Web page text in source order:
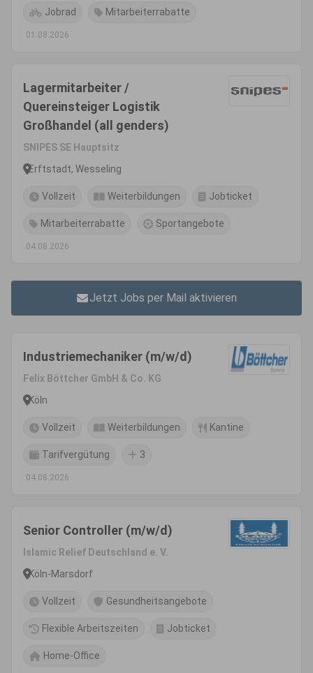
Jobrad Mitarbeiterrabatte
01.08.2026
Lagermitarbeiter /
Quereinsteiger Logistik
Großhandel (all genders)
SNIPES SE Hauptsitz
Erftstadt, Wesseling
Vollzeit Weiterbildungen Jobticket
Mitarbeiterrabatte Sportangebote
04.08.2026
Jetzt Jobs per Mail aktivieren
Industriemechaniker (m/w/d)
Felix Böttcher GmbH & Co. KG
Köln
Vollzeit Weiterbildungen Kantine
Tarifvergütung 3
04.08.2026
Senior Controller (m/w/d)
Islamic Relief Deutschland e. V.
Köln-Marsdorf
Vollzeit Gesundheitsangebote
Flexible Arbeitszeiten Jobticket
Home-Office